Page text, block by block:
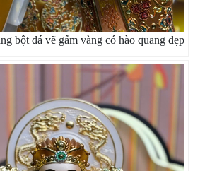
bột đá vẽ gấm vàng có hào quang đẹp